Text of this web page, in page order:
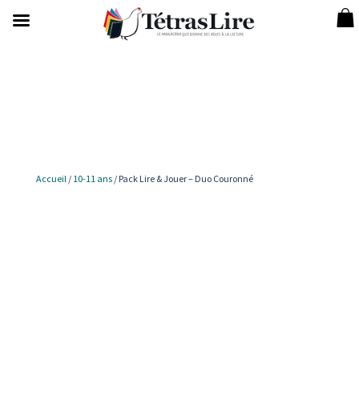
Accueil/ 10-11 ans/ Pack Lire & Jouer – Duo Couronné